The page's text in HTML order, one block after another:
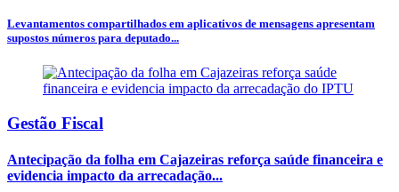
Levantamentos compartilhados em aplicativos de mensagens apresentam
supostos números para deputado...
Gestão Fiscal
Antecipação da folha em Cajazeiras reforça saúde financeira e
evidencia impacto da arrecadação...